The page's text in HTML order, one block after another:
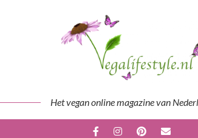
Het vegan online magazine van